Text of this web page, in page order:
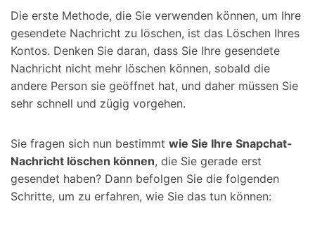
Die erste Methode, die Sie verwenden können, um Ihre
gesendete Nachricht zu löschen, ist das Löschen Ihres
Kontos. Denken Sie daran, dass Sie Ihre gesendete
Nachricht nicht mehr löschen können, sobald die
andere Person sie geöffnet hat, und daher müssen Sie
sehr schnell und zügig vorgehen.
Sie fragen sich nun bestimmt wie Sie Ihre Snapchat-
Nachricht löschen können, die Sie gerade erst
gesendet haben? Dann befolgen Sie die folgenden
Schritte, um zu erfahren, wie Sie das tun können: